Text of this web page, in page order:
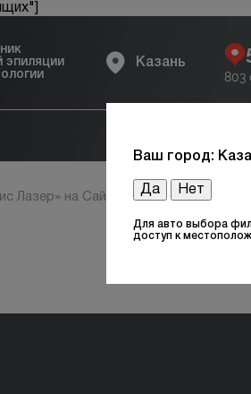
эпиляции
Казань
Ваш город:
Да Нет
Для авто выбора
доступ к
803
Лазер» на Сайкина МСК